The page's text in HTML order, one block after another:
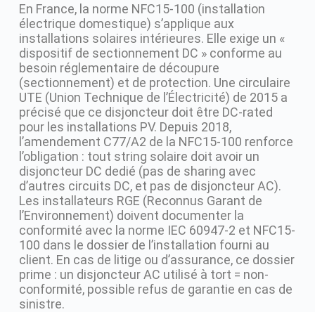
En France, la norme NFC15-100 (installation
électrique domestique) s’applique aux
installations solaires intérieures. Elle exige un «
dispositif de sectionnement DC » conforme au
besoin réglementaire de découpure
(sectionnement) et de protection. Une circulaire
UTE (Union Technique de l’Électricité) de 2015 a
précisé que ce disjoncteur doit être DC-rated
pour les installations PV. Depuis 2018,
l’amendement C77/A2 de la NFC15-100 renforce
l’obligation : tout string solaire doit avoir un
disjoncteur DC dedié (pas de sharing avec
d’autres circuits DC, et pas de disjoncteur AC).
Les installateurs RGE (Reconnus Garant de
l’Environnement) doivent documenter la
conformité avec la norme IEC 60947-2 et NFC15-
100 dans le dossier de l’installation fourni au
client. En cas de litige ou d’assurance, ce dossier
prime : un disjoncteur AC utilisé à tort = non-
conformité, possible refus de garantie en cas de
sinistre.